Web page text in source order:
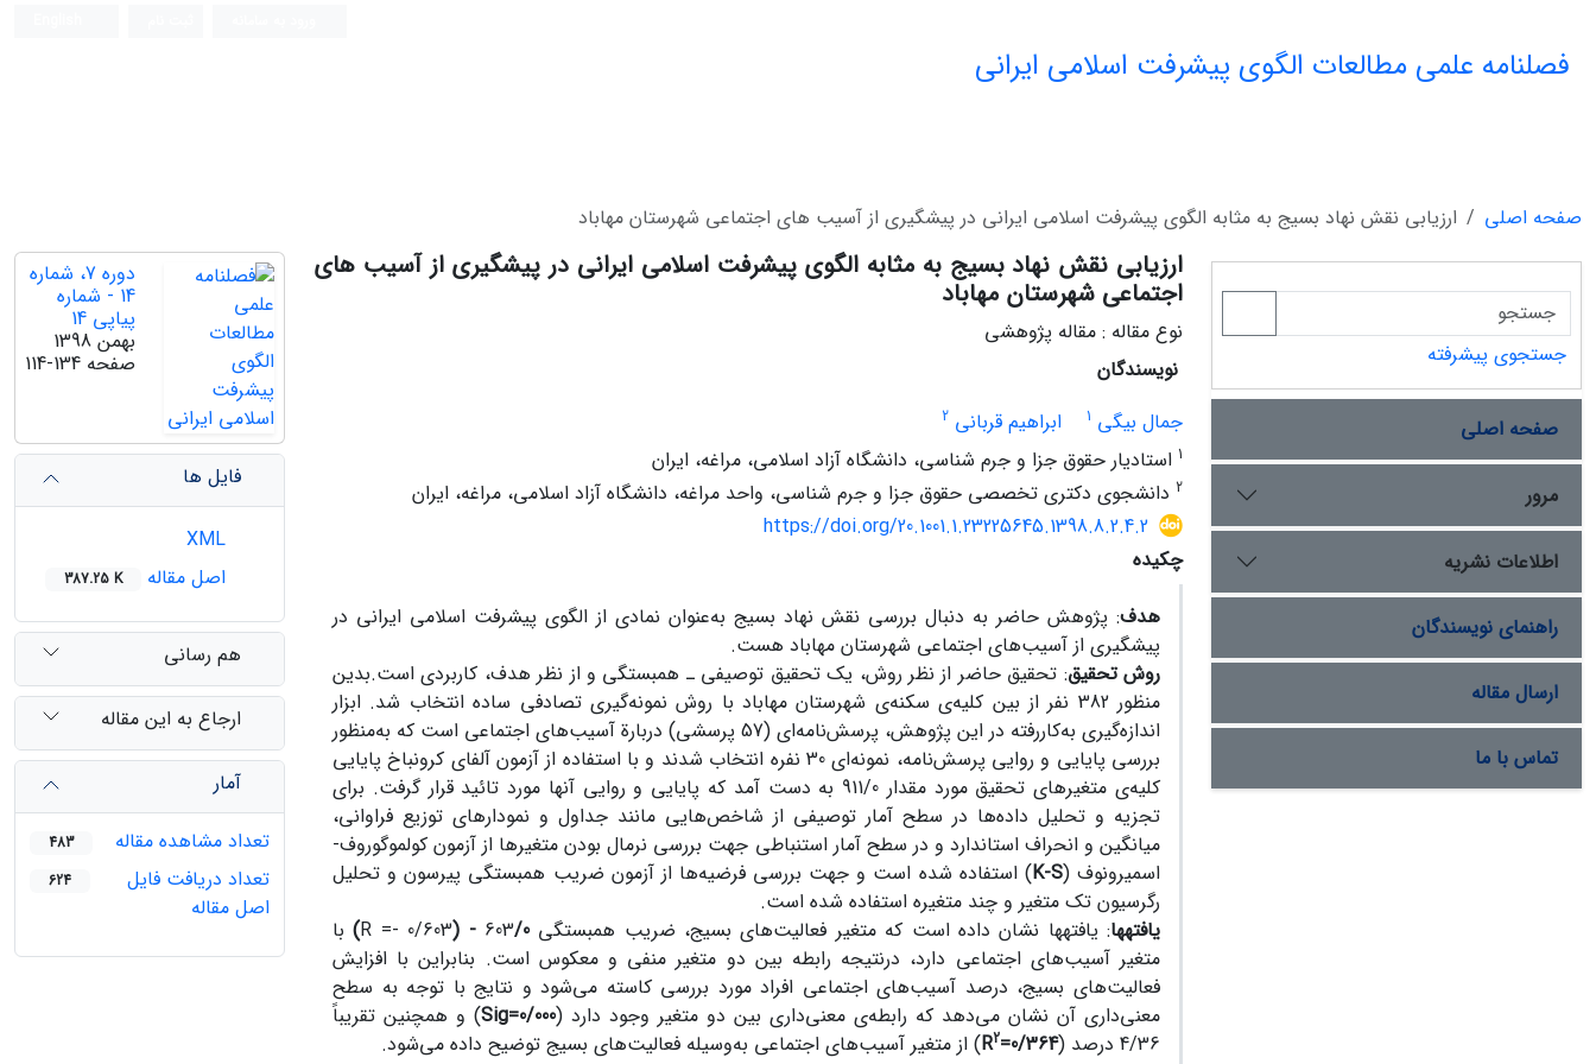
فصلنامه علمی مطالعات الگوی پیشرفت اسلامی ایرانی
صفحه اصلی ارزیابی نقش نهاد بسیج به مثابه الگوی پیشرفت اسلامی ایرانی در پیشگیری از آسیب های اجتماعی شهرستان مهاباد
ارزیابی نقش نهاد بسیج به مثابه الگوی پیشرفت اسلامی ایرانی در پیشگیری از آسیب های
اجتماعی شهرستان مهاباد
نوع مقاله : مقاله پژوهشی
نویسندگان
جمال بیگی 1 ابراهیم قربانی 2
1 استادیار حقوق جزا و جرم شناسی، دانشگاه آزاد اسلامی، مراغه، ایران
2 دانشجوی دکتری تخصصی حقوق جزا و جرم شناسی، واحد مراغه، دانشگاه آزاد اسلامی، مراغه، ایران
https://doi.org/20.1001.1.23225645.1398.8.2.4.2
چکیده
هدف: پژوهش حاضر به دنبال بررسی نقش نهاد بسیج به‌عنوان نمادی از الگوی پیشرفت اسلامی ایرانی در
پیشگیری از آسیب‌های اجتماعی شهرستان مهاباد هست.
روش تحقیق: تحقیق حاضر از نظر روش، یک تحقیق توصیفی ـ همبستگی و از نظر هدف، کاربردی است.بدین
منظور 382 نفر از بین کلیه‌ی سکنه‌ی­ شهرستان مهاباد با روش نمونه‌گیری تصادفی ساده انتخاب شد. ابزار
اندازه‌گیری به‌کاررفته در این پژوهش، پرسش‌نامه‌ای (57 پرسشی) دربارة آسیب‌های اجتماعی است که به‌منظور
بررسی پایایی و روایی پرسش‌نامه، نمونه‌ای 30 نفره انتخاب شدند و با استفاده از آزمون آلفای کرونباخ پایایی
کلیه‌ی متغیرهای تحقیق مورد مقدار 911/0 به دست آمد که پایایی و روایی آنها مورد تائید قرار گرفت. برای
تجزیه ‌و تحلیل داده‌ها در سطح آمار توصیفی از شاخص‌هایی مانند جداول و نمودارهای توزیع فراوانی،
میانگین و انحراف استاندارد و در سطح آمار استنباطی جهت بررسی نرمال بودن متغیرها از آزمون کولموگوروف-
اسمیرونوف (K-S) استفاده‌ شده است و جهت بررسی فرضیه‌ها از آزمون ضریب همبستگی پیرسون و تحلیل
رگرسیون تک متغیر و چند متغیره استفاده‌ شده است.
یافته­ها: یافته­ها نشان داده است که متغیر فعالیت‌های بسیج، ضریب همبستگی 603/0 - (
R =- 0/603
)با
متغیر آسیب‌های اجتماعی دارد، درنتیجه رابطه بین دو متغیر منفی و معکوس است. بنابراین با افزایش
فعالیت‌های بسیج، درصد آسیب‌های اجتماعی افراد مورد بررسی کاسته می‌شود و نتایج با توجه به سطح
معنی‌داری آن نشان می‌دهد که رابطه‌ی معنی‌داری بین دو متغیر وجود دارد (Sig=0/000) و هم­چنین تقریباً
4/36 درصد (
R2=0/364 ) از متغیر آسیب‌های اجتماعی به‌وسیله فعالیت‌های بسیج توضیح داده می‌شود.
دوره 7، شماره
14 - شماره
پیاپی 14
بهمن 1398
صفحه 114-134
فایل ها
اصل مقاله
387.25 K
هم رسانی
ارجاع به این مقاله
آمار
تعداد مشاهده مقاله
483
تعداد دریافت فایل
اصل مقاله
624
جستجوی پیشرفته
صفحه اصلی
مرور
اطلاعات نشریه
راهنمای نویسندگان
ارسال مقاله
تماس با ما